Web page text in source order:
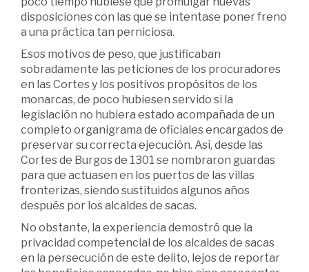
disposiciones con las que se intentase poner freno
a una práctica tan perniciosa.
Esos motivos de peso, que justificaban
sobradamente las peticiones de los procuradores
en las Cortes y los positivos propósitos de los
monarcas, de poco hubiesen servido si la
legislación no hubiera estado acompañada de un
completo organigrama de oficiales encargados de
preservar su correcta ejecución. Así, desde las
Cortes de Burgos de 1301 se nombraron guardas
para que actuasen en los puertos de las villas
fronterizas, siendo sustituidos algunos años
después por los alcaldes de sacas.
No obstante, la experiencia demostró que la
privacidad competencial de los alcaldes de sacas
en la persecución de este delito, lejos de reportar